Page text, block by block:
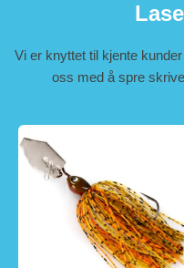
Vi er knyttet til kjente
oss med å spre